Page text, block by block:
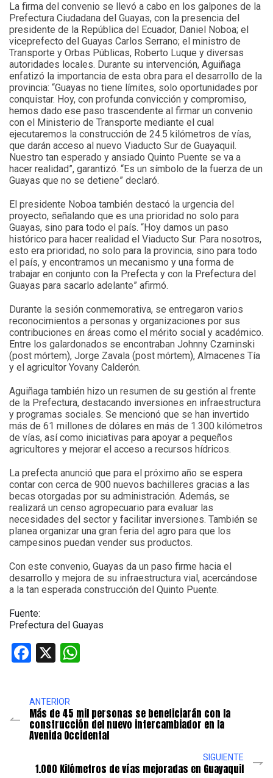
La firma del convenio se llevó a cabo en los galpones de la
Prefectura Ciudadana del Guayas, con la presencia del
presidente de la República del Ecuador, Daniel Noboa; el
viceprefecto del Guayas Carlos Serrano; el ministro de
Transporte y Orbas Públicas, Roberto Luque y diversas
autoridades locales. Durante su intervención, Aguiñaga
enfatizó la importancia de esta obra para el desarrollo de la
provincia: “Guayas no tiene límites, solo oportunidades por
conquistar. Hoy, con profunda convicción y compromiso,
hemos dado ese paso trascendente al firmar un convenio
con el Ministerio de Transporte mediante el cual
ejecutaremos la construcción de 24.5 kilómetros de vías,
que darán acceso al nuevo Viaducto Sur de Guayaquil.
Nuestro tan esperado y ansiado Quinto Puente se va a
hacer realidad”, garantizó. “Es un símbolo de la fuerza de un
Guayas que no se detiene” declaró.
El presidente Noboa también destacó la urgencia del
proyecto, señalando que es una prioridad no solo para
Guayas, sino para todo el país. “Hoy damos un paso
histórico para hacer realidad el Viaducto Sur. Para nosotros,
esto era prioridad, no solo para la provincia, sino para todo
el país, y encontramos un mecanismo y una forma de
trabajar en conjunto con la Prefecta y con la Prefectura del
Guayas para sacarlo adelante” afirmó.
Durante la sesión conmemorativa, se entregaron varios
reconocimientos a personas y organizaciones por sus
contribuciones en áreas como el mérito social y académico.
Entre los galardonados se encontraban Johnny Czarninski
(post mórtem), Jorge Zavala (post mórtem), Almacenes Tía
y el agricultor Yovany Calderón.
Aguiñaga también hizo un resumen de su gestión al frente
de la Prefectura, destacando inversiones en infraestructura
y programas sociales. Se mencionó que se han invertido
más de 61 millones de dólares en más de 1.300 kilómetros
de vías, así como iniciativas para apoyar a pequeños
agricultores y mejorar el acceso a recursos hídricos.
La prefecta anunció que para el próximo año se espera
contar con cerca de 900 nuevos bachilleres gracias a las
becas otorgadas por su administración. Además, se
realizará un censo agropecuario para evaluar las
necesidades del sector y facilitar inversiones. También se
planea organizar una gran feria del agro para que los
campesinos puedan vender sus productos.
Con este convenio, Guayas da un paso firme hacia el
desarrollo y mejora de su infraestructura vial, acercándose
a la tan esperada construcción del Quinto Puente.
Fuente:
Prefectura del Guayas
Facebook
X
ANTERIOR
Más de 45 mil personas se beneficiarán con la
construcción del nuevo intercambiador en la
Avenida Occidental
SIGUIENTE
1.000 Kilómetros de vías mejoradas en Guayaquil